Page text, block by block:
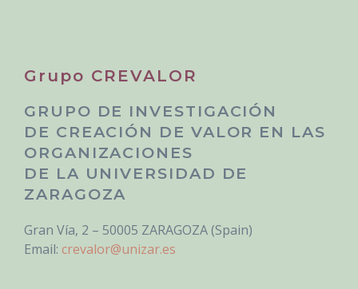
Grupo CREVALOR
GRUPO DE INVESTIGACIÓN
DE CREACIÓN DE VALOR EN LAS
ORGANIZACIONES
DE LA UNIVERSIDAD DE
ZARAGOZA
Gran Vía, 2 – 50005 ZARAGOZA (Spain)
Email: crevalor@unizar.es